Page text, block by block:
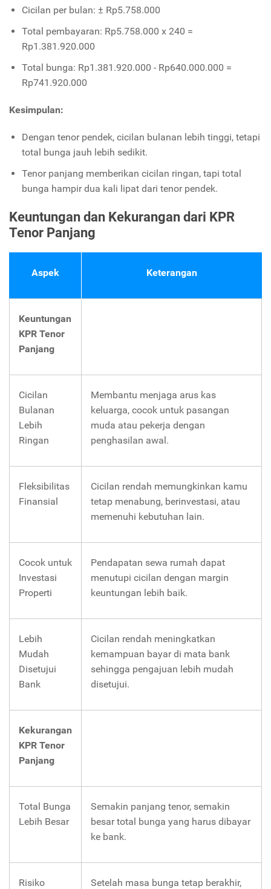
Cicilan per bulan: ± Rp5.758.000
Total pembayaran: Rp5.758.000 x 240 =
Rp1.381.920.000
Total bunga: Rp1.381.920.000 - Rp640.000.000 =
Rp741.920.000
Kesimpulan:
Dengan tenor pendek, cicilan bulanan lebih tinggi, tetapi
total bunga jauh lebih sedikit.
Tenor panjang memberikan cicilan ringan, tapi total
bunga hampir dua kali lipat dari tenor pendek.
Keuntungan dan Kekurangan dari KPR
Tenor Panjang
Aspek Keterangan
Keuntungan
KPR Tenor
Panjang
Cicilan
Bulanan
Lebih
Ringan
Membantu menjaga arus kas
keluarga, cocok untuk pasangan
muda atau pekerja dengan
penghasilan awal.
Fleksibilitas
Finansial
Cicilan rendah memungkinkan kamu
tetap menabung, berinvestasi, atau
memenuhi kebutuhan lain.
Cocok untuk
Investasi
Properti
Pendapatan sewa rumah dapat
menutupi cicilan dengan margin
keuntungan lebih baik.
Lebih
Mudah
Disetujui
Bank
Cicilan rendah meningkatkan
kemampuan bayar di mata bank
sehingga pengajuan lebih mudah
disetujui.
Kekurangan
KPR Tenor
Panjang
Total Bunga
Lebih Besar
Semakin panjang tenor, semakin
besar total bunga yang harus dibayar
ke bank.
Risiko
Setelah masa bunga tetap berakhir,